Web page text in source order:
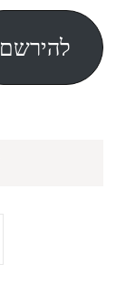
אלקטרוני
להירשם